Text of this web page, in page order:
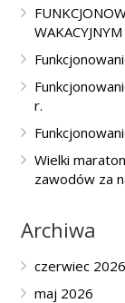
WAKACYJNYM
r.
Wielki
zawodów za
Archiwa
czerwiec 2026
maj 2026